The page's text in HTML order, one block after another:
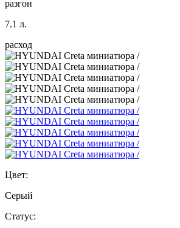
разгон
7.1 л.
расход
Цвет:
Серый
Статус: